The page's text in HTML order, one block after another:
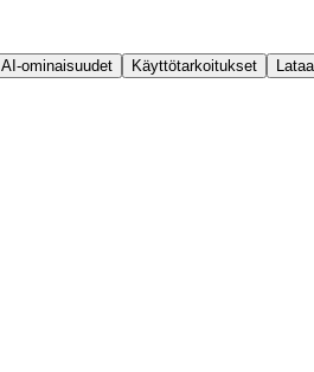
AI-ominaisuudet Käyttötarkoitukset Lataa